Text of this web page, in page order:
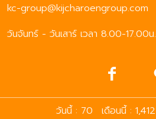
kc-group@kijcharoengroup.com
วันจันทร์ - วันเสาร์ เวลา 8.00-17.00น.
วันนี้ : 70 เดือนนี้ : 1,412